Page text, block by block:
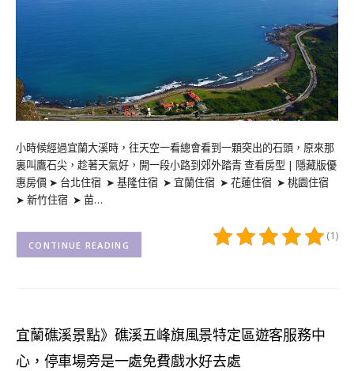
小時候經過宜蘭大溪時，往天空一看總會看到一顆突出的石頭，原來那
裏叫鷹石尖，趁著天氣好，開一段小路到郊外踏青 查看房型 | 隱藏版優
惠房價 ➤ 台北住宿 ➤ 基隆住宿 ➤ 宜蘭住宿 ➤ 花蓮住宿 ➤ 桃園住宿
➤ 新竹住宿 ➤ 苗…
(1)
CONTINUE READING
宜蘭礁溪景點》礁溪五峰旗風景特定區遊客服務中
心，停車場旁是一處免費戲水好去處